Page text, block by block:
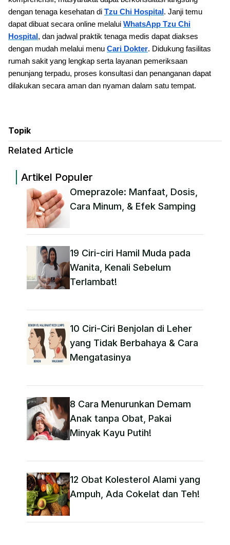
dengan tenaga kesehatan di Tzu Chi Hospital . Janji temu
dapat dibuat secara online melalui WhatsApp Tzu Chi
Hospital , dan jadwal praktik tenaga medis dapat diakses
dengan mudah melalui menu Cari Dokter. Didukung fasilitas
rumah sakit yang lengkap serta layanan pemeriksaan
penunjang terpadu, proses konsultasi dan penanganan dapat
dilakukan secara aman dan nyaman dalam satu tempat.
Topik
Related Article
Artikel Populer
Omeprazole: Manfaat, Dosis,
Cara Minum, & Efek Samping
19 Ciri-ciri Hamil Muda pada
Wanita, Kenali Sebelum
Terlambat!
10 Ciri-Ciri Benjolan di Leher
yang Tidak Berbahaya & Cara
Mengatasinya
8 Cara Menurunkan Demam
Anak tanpa Obat​, Pakai
Minyak Kayu Putih!
12 Obat Kolesterol Alami yang
Ampuh, Ada Cokelat dan Teh!